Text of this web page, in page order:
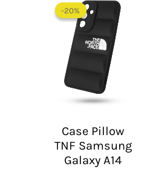
-20%
-20%
Case Pillow
TNF Samsung
Galaxy A14
precio
original
era:
$ 60.000.